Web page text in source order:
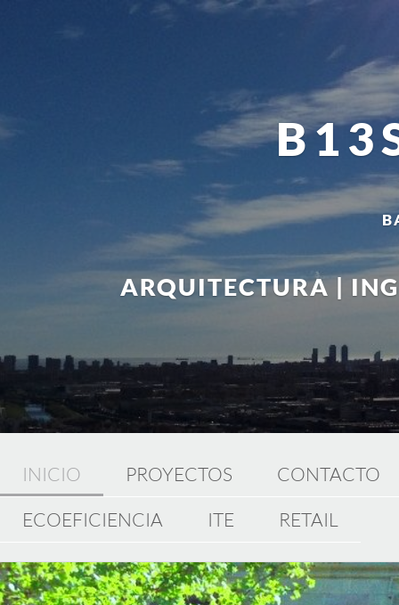
ARQUITECTURA |
INICIO PROYECTOS
CONTACTO
ECOEFICIENCIA
ITE RETAIL